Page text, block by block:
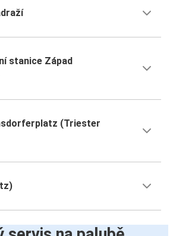
stanice Západ
(Triester